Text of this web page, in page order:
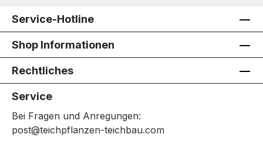
Service-Hotline
Shop Informationen
Rechtliches
Service
Bei Fragen und Anregungen:
post@teichpflanzen-teichbau.com